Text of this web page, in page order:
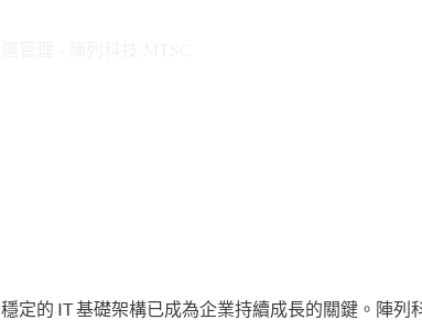
定的 IT 基礎架構已成為企業持續成長的關鍵。陣列